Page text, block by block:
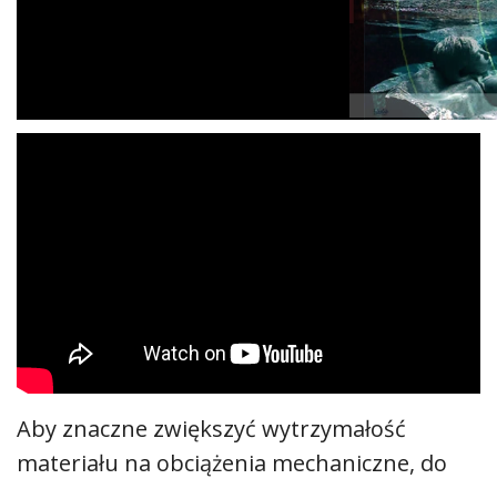
Aby znaczne zwiększyć wytrzymałość
materiału na obciążenia mechaniczne, do